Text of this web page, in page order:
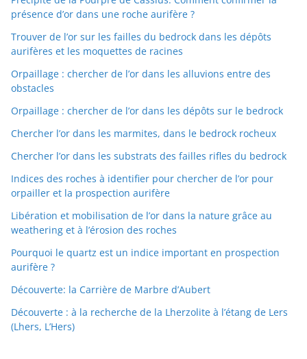
présence d’or dans une roche aurifère ?
Trouver de l’or sur les failles du bedrock dans les dépôts
aurifères et les moquettes de racines
Orpaillage : chercher de l’or dans les alluvions entre des
obstacles
Orpaillage : chercher de l’or dans les dépôts sur le bedrock
Chercher l’or dans les marmites, dans le bedrock rocheux
Chercher l’or dans les substrats des failles rifles du bedrock
Indices des roches à identifier pour chercher de l’or pour
orpailler et la prospection aurifère
Libération et mobilisation de l’or dans la nature grâce au
weathering et à l’érosion des roches
Pourquoi le quartz est un indice important en prospection
aurifère ?
Découverte: la Carrière de Marbre d’Aubert
Découverte : à la recherche de la Lherzolite à l’étang de Lers
(Lhers, L’Hers)